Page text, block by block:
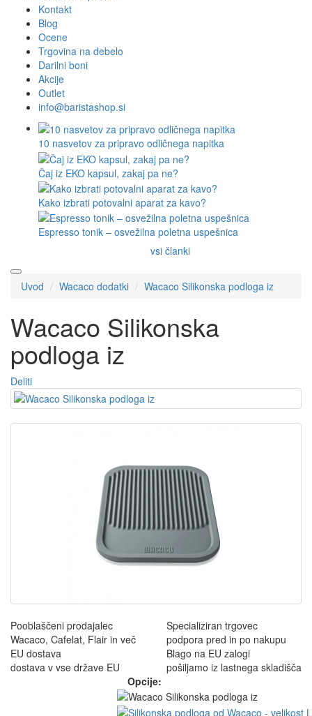
Kontakt
Blog
Ocene
Trgovina na debelo
Darilni boni
Akcije
Outlet
info@baristashop.si
10 nasvetov za pripravo odličnega napitka
Čaj iz EKO kapsul, zakaj pa ne?
Kako izbrati potovalni aparat za kavo?
Espresso tonik – osvežilna poletna uspešnica
vsi članki
Uvod Wacaco dodatki Wacaco Silikonska podloga iz
Wacaco Silikonska
podloga iz
Deliti
Pooblaščeni prodajalec
Wacaco, Cafelat, Flair in več
Specializiran trgovec
podpora pred in po nakupu
EU dostava
dostava v vse države EU
Blago na EU zalogi
pošiljamo iz lastnega skladišča
Opcije: